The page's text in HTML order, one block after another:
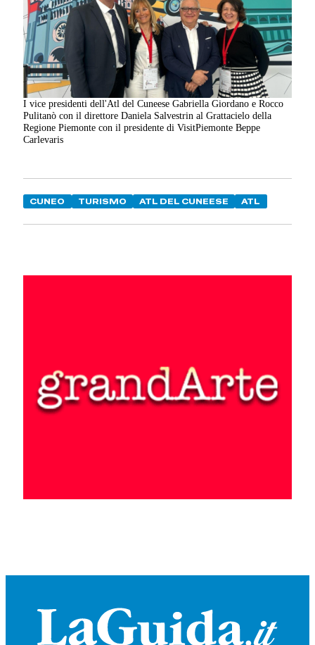
I vice presidenti dell'Atl del Cuneese Gabriella Giordano e Rocco
Pulitanò con il direttore Daniela Salvestrin al Grattacielo della
Regione Piemonte con il presidente di VisitPiemonte Beppe
Carlevaris
CUNEO TURISMO ATL DEL CUNEESE ATL